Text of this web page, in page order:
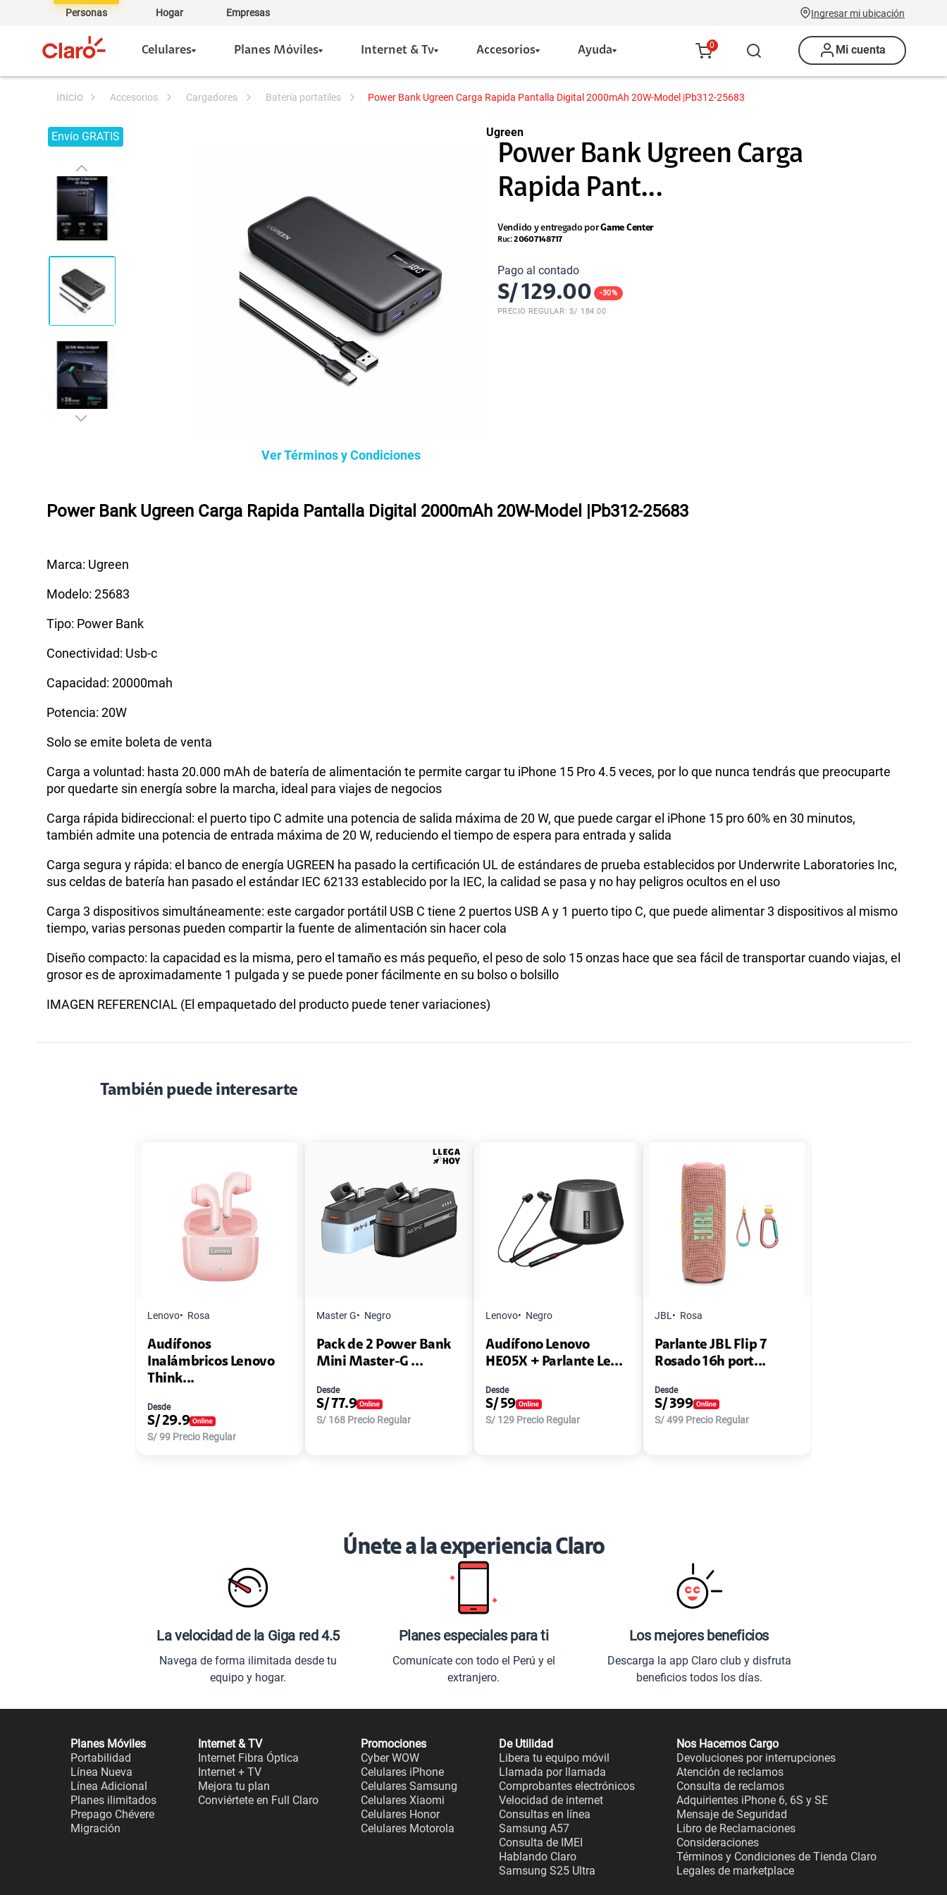
Personas Hogar Empresas Ingresar mi ubicación
Celulares Planes Móviles Internet & Tv Accesorios Ayuda 0 Mi cuenta
accesorios cargadores batería portatiles Power Bank Ugreen Carga Rapida Pantalla Digital 2000mAh 20W-Model |Pb312-25683
Envío GRATIS
Ver Términos y Condiciones
Ugreen
Power Bank Ugreen Carga
Rapida Pant...
Vendido y entregado porGame Center
Ruc:20607148717
Pago al contado
S/129.00 -30%
PRECIO REGULAR: S/ 184.00
Power Bank Ugreen Carga Rapida Pantalla Digital 2000mAh 20W-Model |Pb312-25683
Marca: Ugreen
Modelo: 25683
Tipo: Power Bank
Conectividad: Usb-c
Capacidad: 20000mah
Potencia: 20W
Solo se emite boleta de venta
Carga a voluntad: hasta 20.000 mAh de batería de alimentación te permite cargar tu iPhone 15 Pro 4.5 veces, por lo que nunca tendrás que preocuparte
por quedarte sin energía sobre la marcha, ideal para viajes de negocios
Carga rápida bidireccional: el puerto tipo C admite una potencia de salida máxima de 20 W, que puede cargar el iPhone 15 pro 60% en 30 minutos,
también admite una potencia de entrada máxima de 20 W, reduciendo el tiempo de espera para entrada y salida
Carga segura y rápida: el banco de energía UGREEN ha pasado la certificación UL de estándares de prueba establecidos por Underwrite Laboratories Inc,
sus celdas de batería han pasado el estándar IEC 62133 establecido por la IEC, la calidad se pasa y no hay peligros ocultos en el uso
Carga 3 dispositivos simultáneamente: este cargador portátil USB C tiene 2 puertos USB A y 1 puerto tipo C, que puede alimentar 3 dispositivos al mismo
tiempo, varias personas pueden compartir la fuente de alimentación sin hacer cola
Diseño compacto: la capacidad es la misma, pero el tamaño es más pequeño, el peso de solo 15 onzas hace que sea fácil de transportar cuando viajas, el
grosor es de aproximadamente 1 pulgada y se puede poner fácilmente en su bolso o bolsillo
IMAGEN REFERENCIAL (El empaquetado del producto puede tener variaciones)
También puede interesarte
Lenovo Rosa
Audífonos
Inalámbricos Lenovo
Think...
Desde
S/ 29.9
S/99 Precio Regular
Master G Negro
Pack de 2 Power Bank
Mini Master-G ...
Desde
S/77.9
S/ 168 Precio Regular
Lenovo Negro
Audífono Lenovo
HE05X + Parlante Le...
Desde
S/ 59
S/ 129 Precio Regular
JBL Rosa
Parlante JBL Flip 7
Rosado 16h port...
Desde
S/ 399
S/499 Precio Regular
Únete a la experiencia Claro
La velocidad de la Giga red 4.5
Navega de forma ilimitada desde tu
equipo y hogar.
Planes especiales para ti
Comunícate con todo el Perú y el
extranjero.
Los mejores beneficios
Descarga la app Claro club y disfruta
beneficios todos los días.
Planes Móviles
Portabilidad
Línea Nueva
Línea Adicional
Planes ilimitados
Prepago Chévere
Migración
Internet & TV
Internet Fibra Óptica
Internet + TV
Mejora tu plan
Conviértete en Full Claro
Promociones
Cyber WOW
Celulares iPhone
Celulares Samsung
Celulares Xiaomi
Celulares Honor
Celulares Motorola
De Utilidad
Libera tu equipo móvil
Llamada por llamada
Comprobantes electrónicos
Velocidad de internet
Consultas en línea
Samsung A57
Consulta de IMEI
Hablando Claro
Samsung S25 Ultra
Nos Hacemos Cargo
Devoluciones por interrupciones
Atención de reclamos
Consulta de reclamos
Adquirientes iPhone 6, 6S y SE
Mensaje de Seguridad
Libro de Reclamaciones
Consideraciones
Términos y Condiciones de Tienda Claro
Legales de marketplace